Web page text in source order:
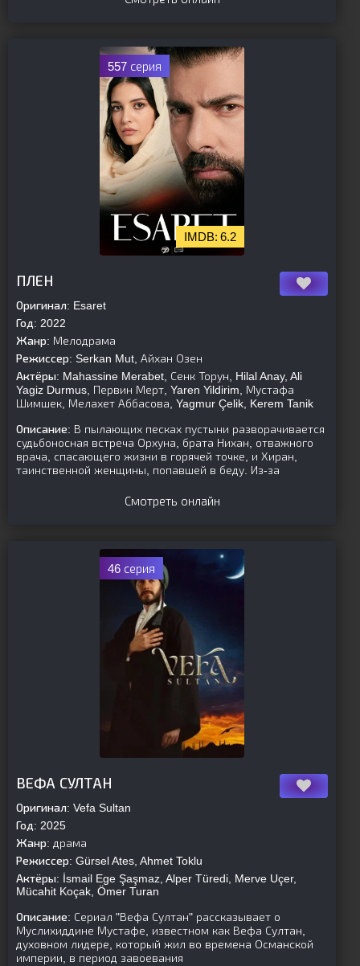
557 серия
6.2
ПЛЕН
Оригинал: Esaret
Год: 2022
Жанр: Мелодрама
Режиссер: Serkan Mut, Айхан Озен
Актёры: Mahassine Merabet, Сенк Торун, Hilal Anay, Ali
Yagiz Durmus, Первин Мерт, Yaren Yildirim, Мустафа
Шимшек, Мелахет Аббасова, Yagmur Çelik, Kerem Tanik
Описание: В пылающих песках пустыни разворачивается
судьбоносная встреча Орхуна, брата Нихан, отважного
врача, спасающего жизни в горячей точке, и Хиран,
таинственной женщины, попавшей в беду. Из-за
Смотреть онлайн
46 серия
ВЕФА СУЛТАН
Оригинал: Vefa Sultan
Год: 2025
Жанр: драма
Режиссер: Gürsel Ates, Ahmet Toklu
Актёры: İsmail Ege Şaşmaz, Alper Türedi, Merve Uçer,
Mücahit Koçak, Ömer Turan
Описание: Сериал "Вефа Султан" рассказывает о
Муслихиддине Мустафе, известном как Вефа Султан,
духовном лидере, который жил во времена Османской
империи, в период завоевания